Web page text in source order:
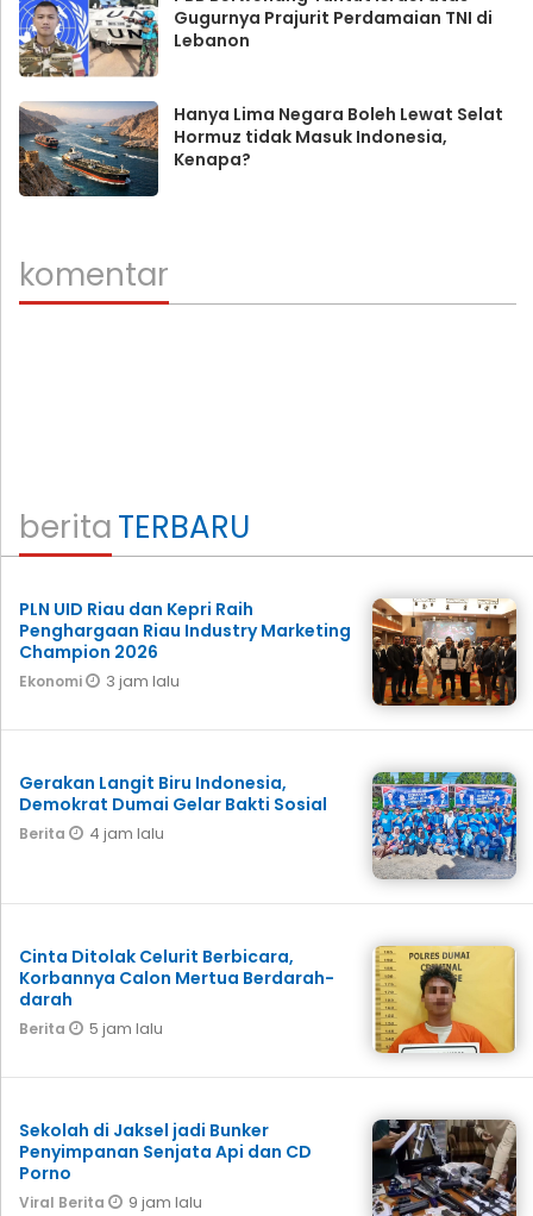
Gugurnya Prajurit Perdamaian TNI di
Lebanon
Hanya Lima Negara Boleh Lewat Selat
Hormuz tidak Masuk Indonesia,
Kenapa?
komentar
beritaTERBARU
PLN UID Riau dan Kepri Raih
Penghargaan Riau Industry Marketing
Champion 2026
Ekonomi 3 jam lalu
Gerakan Langit Biru Indonesia,
Demokrat Dumai Gelar Bakti Sosial
Berita 4 jam lalu
Cinta Ditolak Celurit Berbicara,
Korbannya Calon Mertua Berdarah-
darah
Berita 5 jam lalu
Sekolah di Jaksel jadi Bunker
Penyimpanan Senjata Api dan CD
Porno
Viral Berita 9 jam lalu